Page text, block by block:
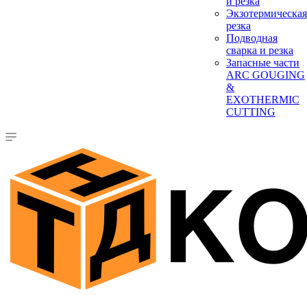
Экзотермическая
резка
Подводная
сварка и резка
Запасные части
ARC GOUGING
&
EXOTHERMIC
CUTTING